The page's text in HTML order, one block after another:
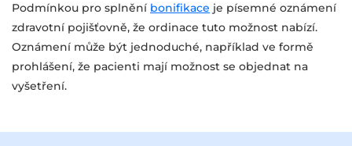
Podmínkou pro splnění bonifikace je písemné oznámení
zdravotní pojišťovně, že ordinace tuto možnost nabízí.
Oznámení může být jednoduché, například ve formě
prohlášení, že pacienti mají možnost se objednat na
vyšetření.